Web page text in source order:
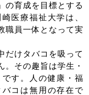
の育成を目標とする
医療福祉大学は、
職員一体となって実
だけタバコを吸って
。その趣旨は学生・
す。人の健康・福
コは無用の存在で